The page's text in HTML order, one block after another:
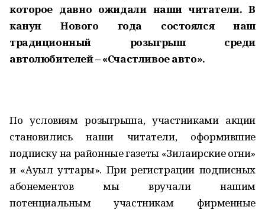
которое давно ожидали наши читатели. В
канун Нового года состоялся наш
традиционный розыгрыш среди
автолюбителей – «Счастливое авто».
По условиям розыгрыша, участниками акции
становились наши читатели, оформившие
подписку на районные газеты «Зилаирские огни»
и «Ауыл уттары». При регистрации подписных
абонементов мы вручали нашим
потенциальным участникам фирменные